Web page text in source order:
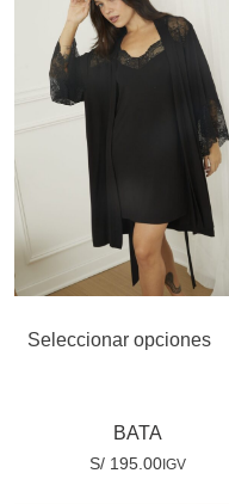
Seleccionar opciones
BATA
S/195.00IGV